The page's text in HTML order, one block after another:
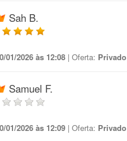
Sah B.
01/2026 às 12:08 | Oferta: Privado
Samuel F.
01/2026 às 12:09 | Oferta: Privado